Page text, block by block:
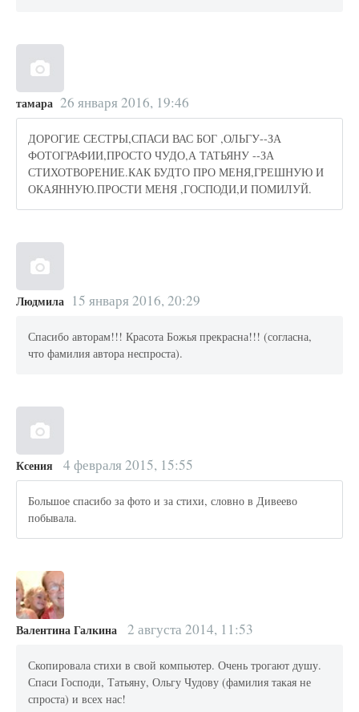
тамара 26 января 2016, 19:46
ДОРОГИЕ СЕСТРЫ,СПАСИ ВАС БОГ ,ОЛЬГУ--ЗА
ФОТОГРАФИИ,ПРОСТО ЧУДО,А ТАТЬЯНУ --ЗА
СТИХОТВОРЕНИЕ.КАК БУДТО ПРО МЕНЯ,ГРЕШНУЮ И
ОКАЯННУЮ.ПРОСТИ МЕНЯ ,ГОСПОДИ,И ПОМИЛУЙ.
Людмила 15 января 2016, 20:29
Спасибо авторам!!! Красота Божья прекрасна!!! (согласна,
что фамилия автора неспроста).
Ксения 4 февраля 2015, 15:55
Большое спасибо за фото и за стихи, словно в Дивеево
побывала.
Валентина Галкина 2 августа 2014, 11:53
Скопировала стихи в свой компьютер. Очень трогают душу.
Спаси Господи, Татьяну, Ольгу Чудову (фамилия такая не
спроста) и всех нас!